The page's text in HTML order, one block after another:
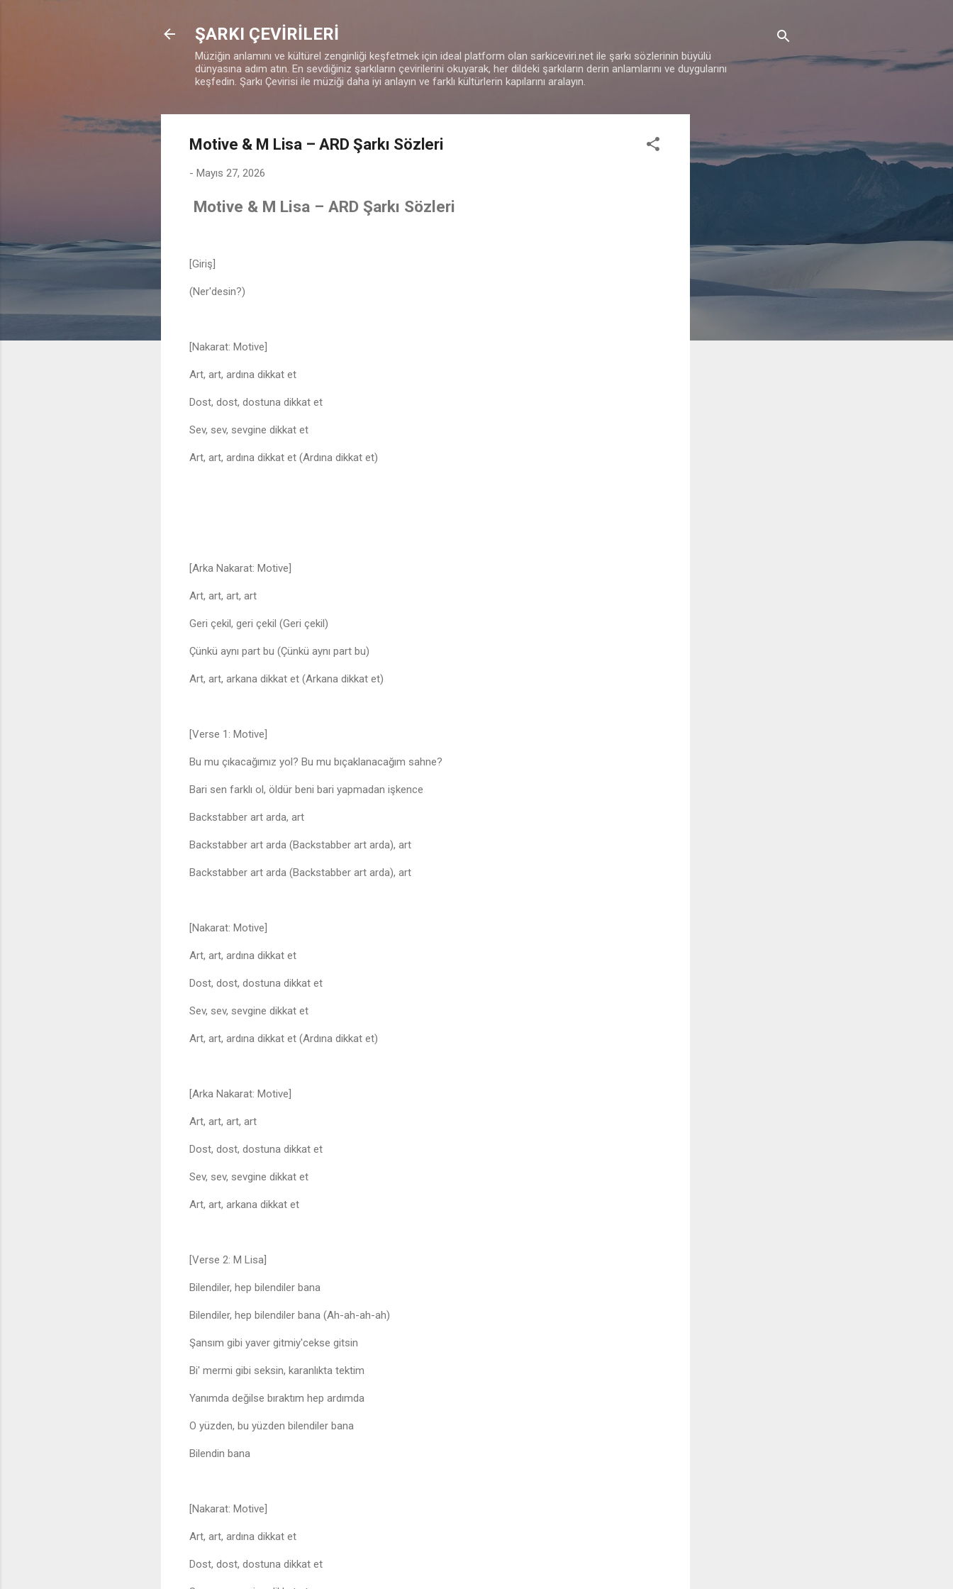
ŞARKI ÇEVİRİLERİ
Müziğin anlamını ve kültürel zenginliği keşfetmek için ideal platform olan sarkiceviri.net ile şarkı sözlerinin büyülü
dünyasına adım atın. En sevdiğiniz şarkıların çevirilerini okuyarak, her dildeki şarkıların derin anlamlarını ve duygularını
keşfedin. Şarkı Çevirisi ile müziği daha iyi anlayın ve farklı kültürlerin kapılarını aralayın.
Motive & M Lisa – ARD Şarkı Sözleri
- Mayıs 27, 2026
Motive & M Lisa – ARD Şarkı Sözleri
[Giriş]
(Ner'desin?)
[Nakarat: Motive]
Art, art, ardına dikkat et
Dost, dost, dostuna dikkat et
Sev, sev, sevgine dikkat et
Art, art, ardına dikkat et (Ardına dikkat et)
[Arka Nakarat: Motive]
Art, art, art, art
Geri çekil, geri çekil (Geri çekil)
Çünkü aynı part bu (Çünkü aynı part bu)
Art, art, arkana dikkat et (Arkana dikkat et)
[Verse 1: Motive]
Bu mu çıkacağımız yol? Bu mu bıçaklanacağım sahne?
Bari sen farklı ol, öldür beni bari yapmadan işkence
Backstabber art arda, art
Backstabber art arda (Backstabber art arda), art
Backstabber art arda (Backstabber art arda), art
[Nakarat: Motive]
Art, art, ardına dikkat et
Dost, dost, dostuna dikkat et
Sev, sev, sevgine dikkat et
Art, art, ardına dikkat et (Ardına dikkat et)
[Arka Nakarat: Motive]
Art, art, art, art
Dost, dost, dostuna dikkat et
Sev, sev, sevgine dikkat et
Art, art, arkana dikkat et
[Verse 2: M Lisa]
Bilendiler, hep bilendiler bana
Bilendiler, hep bilendiler bana (Ah-ah-ah-ah)
Şansım gibi yaver gitmiy'cekse gitsin
Bi' mermi gibi seksin, karanlıkta tektim
Yanımda değilse bıraktım hep ardımda
O yüzden, bu yüzden bilendiler bana
Bilendin bana
[Nakarat: Motive]
Art, art, ardına dikkat et
Dost, dost, dostuna dikkat et